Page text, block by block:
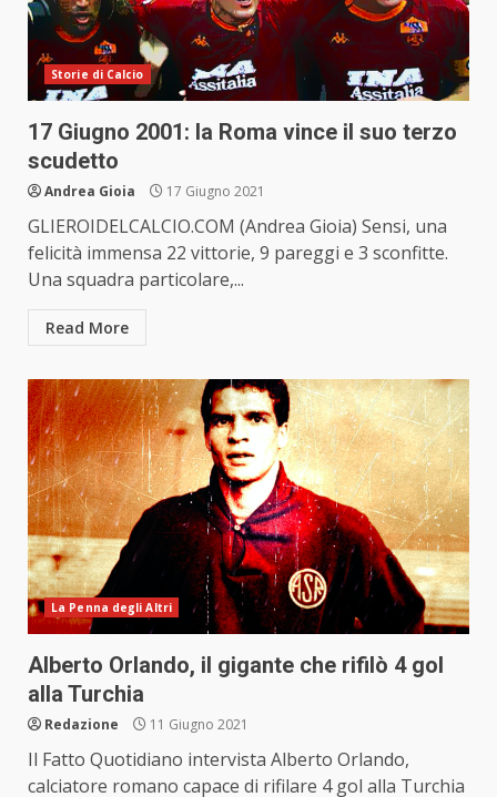
Storie di Calcio
17 Giugno 2001: la Roma vince il suo terzo
scudetto
Andrea Gioia 17 Giugno 2021
GLIEROIDELCALCIO.COM (Andrea Gioia) Sensi, una
felicità immensa 22 vittorie, 9 pareggi e 3 sconfitte.
Una squadra particolare,...
Read More
La Penna degli Altri
Alberto Orlando, il gigante che rifilò 4 gol
alla Turchia
Redazione 11 Giugno 2021
Il Fatto Quotidiano intervista Alberto Orlando,
calciatore romano capace di rifilare 4 gol alla Turchia